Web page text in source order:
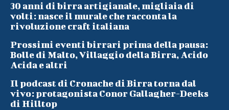
30 anni di birra artigianale, migliaia di
volti: nasce il murale che racconta la
rivoluzione craft italiana
Prossimi eventi birrari prima della pausa:
Bolle di Malto, Villaggio della Birra, Acido
Acida e altri
Il podcast di Cronache di Birra torna dal
vivo: protagonista Conor Gallagher-Deeks
di Hilltop